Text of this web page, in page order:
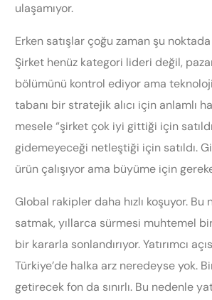
ulaşamıyor.
Erken satışlar çoğu zaman şu
Şirket henüz kategori lideri değil,
bölümünü kontrol ediyor ama
tabanı bir stratejik alıcı için anlamlı
mesele “şirket çok iyi gittiği için
gidemeyeceği netleştiği için satıldı.
ürün çalışıyor ama büyüme için
Global rakipler daha hızlı koşuyor. Bu
satmak, yıllarca sürmesi muhtemel
bir kararla sonlandırıyor. Yatırımcı
Türkiye’de halka arz neredeyse yok.
getirecek fon da sınırlı. Bu nedenle